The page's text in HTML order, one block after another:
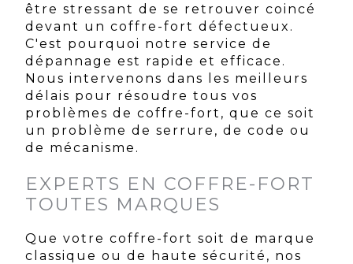
être stressant de se retrouver coincé
devant un coffre-fort défectueux.
C'est pourquoi notre service de
dépannage est rapide et efficace.
Nous intervenons dans les meilleurs
délais pour résoudre tous vos
problèmes de coffre-fort, que ce soit
un problème de serrure, de code ou
de mécanisme.
EXPERTS EN COFFRE-FORT
TOUTES MARQUES
Que votre coffre-fort soit de marque
classique ou de haute sécurité, nos